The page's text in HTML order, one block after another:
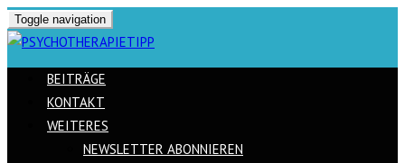
Toggle navigation
BEITRÄGE
KONTAKT
WEITERES
NEWSLETTER ABONNIEREN